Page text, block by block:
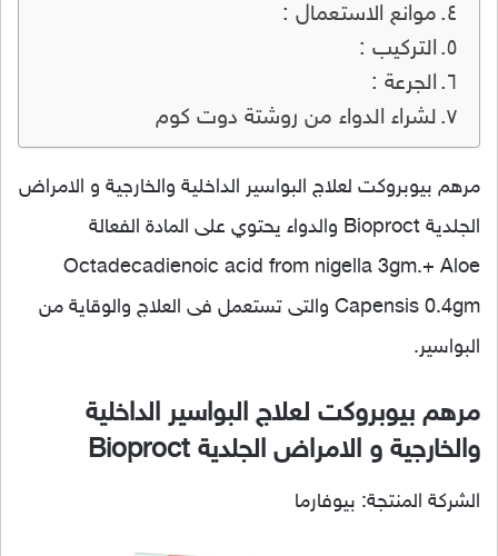
موانع الاستعمال :
التركيب :
الجرعة :
لشراء الدواء من روشتة دوت كوم
مرهم بيوبروكت لعلاج البواسير الداخلية والخارجية و الامراض
الجلدية Bioproct والدواء يحتوي على المادة الفعالة
Octadecadienoic acid from nigella 3gm.+ Aloe
Capensis 0.4gm والتى تستعمل فى العلاج والوقاية من
البواسير.
مرهم بيوبروكت لعلاج البواسير الداخلية
والخارجية و الامراض الجلدية Bioproct
الشركة المنتجة: بيوفارما